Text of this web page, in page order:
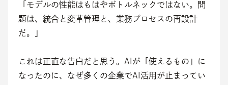
「モデルの性能はもはやボトルネックではない。問
題は、統合と変革管理と、業務プロセスの再設計
だ。」
これは正直な告白だと思う。AIが「使えるもの」に
なったのに、なぜ多くの企業でAI活用が止まってい